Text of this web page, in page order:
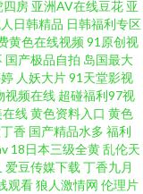
四房 亚洲AV在线豆花 亚
日韩精品 日韩福利专区
黄色在线视频91原创视
国产极品自拍 岛国最大
人妖大片91天堂影视
视频在线 超碰福利97视
在线黄色资料入口 黄色
香 国产精品水多 福利
18日本三级全黄乱伦天
爱豆传媒下载 丁香九月
观看狼人激情网 伦理片